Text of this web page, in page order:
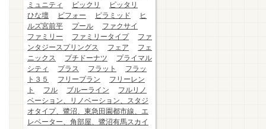
ミュニティ
ビックリ
ピッタリ
ひな壇
ビフォー ピラミッド
ヒ
ルズ宮前平
プール
ファクサイ
ファミリー
ファミリータイプ
ファ
ンタジースプリングス
フェア
フェ
ニックス
プチドーナツ
プライマル
シティ
プラス フラット
フラッ
ト３５
フリープラン
フリーレン
ト
フル ブルーライン
フルリノ
ベーション、リノベーション、スタジ
オタイプ、鷺沼、東急田園都市線、エ
レベーター、角部屋、鷺沼有馬スカイ